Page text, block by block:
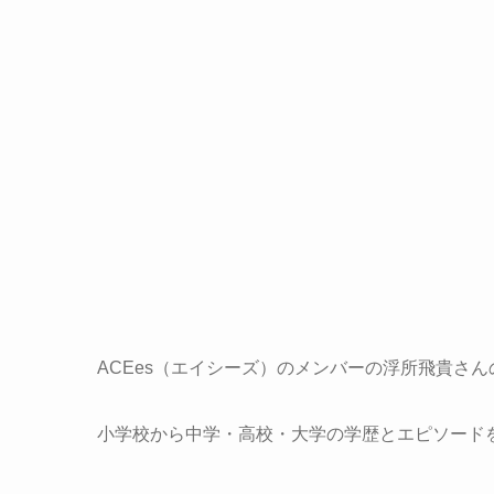
ACEes（エイシーズ）のメンバーの浮所飛貴さ
小学校から中学・高校・大学の学歴とエピソー